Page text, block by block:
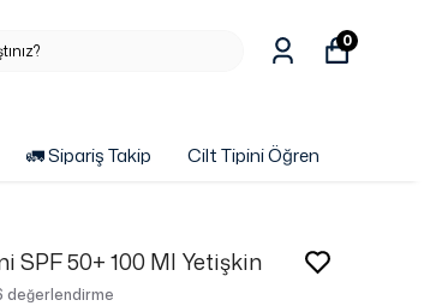
🚛 Sipariş Takip Cilt Tipini Öğren
0
SPF 50+ 100 Ml Yetişkin
değerlendirme